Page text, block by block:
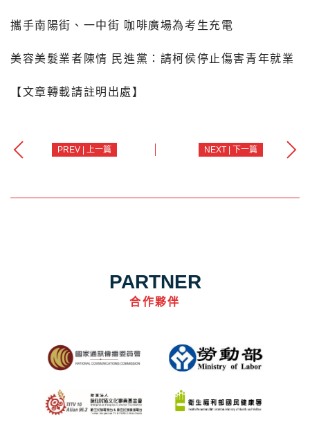
攜手南陽街、一中街 咖啡廣場為考生充電
美容美髮業者陳情 民進黨：請柯侯停止傷害青年就業
【文章轉載請註明出處】
PREV | 上一篇 NEXT | 下一篇
PARTNER
合作夥伴